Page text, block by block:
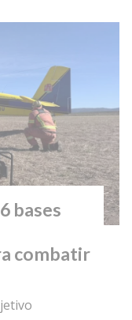
bases
combatir